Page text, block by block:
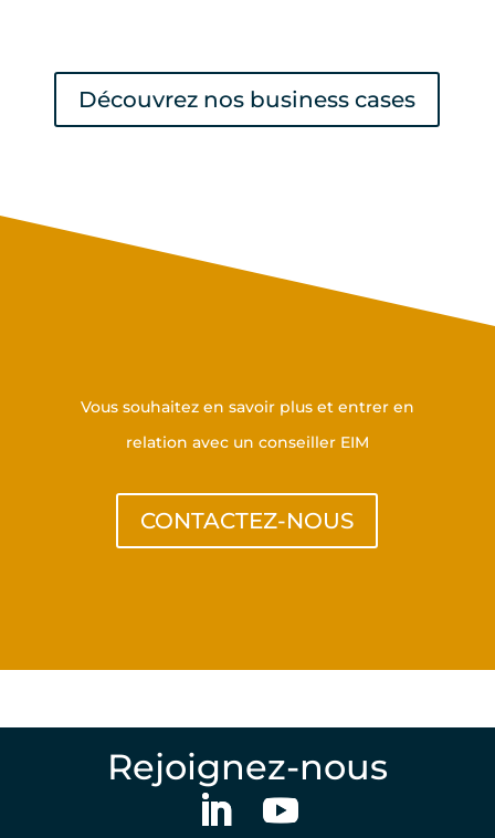
Découvrez nos business cases
Prenez contact avec nous
Vous souhaitez en savoir plus et entrer en
relation avec un conseiller EIM
CONTACTEZ-NOUS
Rejoignez-nous